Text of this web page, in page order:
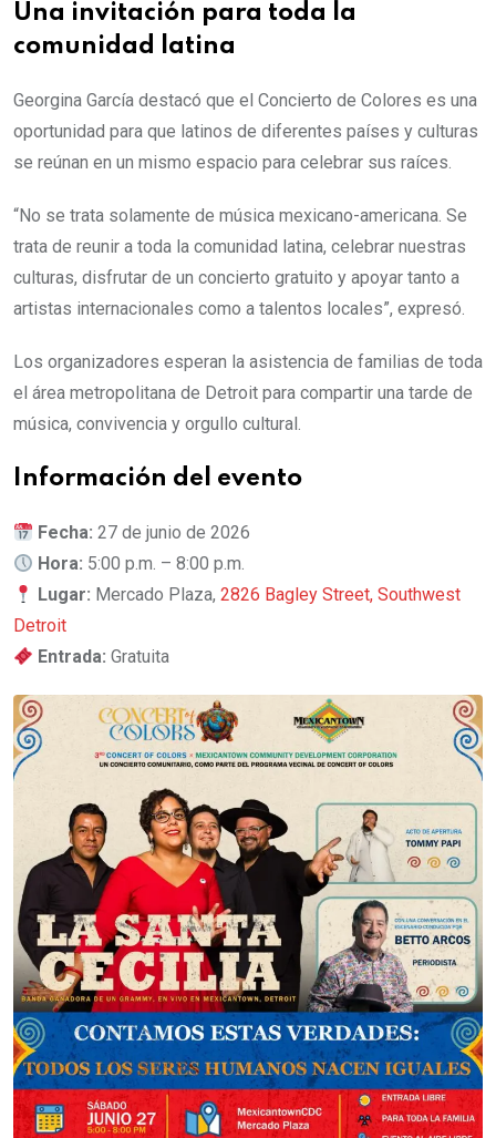
Una invitación para toda la
comunidad latina
Georgina García destacó que el Concierto de Colores es una
oportunidad para que latinos de diferentes países y culturas
se reúnan en un mismo espacio para celebrar sus raíces.
“No se trata solamente de música mexicano-americana. Se
trata de reunir a toda la comunidad latina, celebrar nuestras
culturas, disfrutar de un concierto gratuito y apoyar tanto a
artistas internacionales como a talentos locales”, expresó.
Los organizadores esperan la asistencia de familias de toda
el área metropolitana de Detroit para compartir una tarde de
música, convivencia y orgullo cultural.
Información del evento
Fecha: 27 de junio de 2026
Hora: 5:00 p.m. – 8:00 p.m.
Lugar: Mercado Plaza,2826 Bagley Street, Southwest
Detroit
Entrada: Gratuita